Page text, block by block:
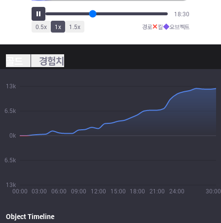
19:43
0.5x 1x 1.5x 경로✕킬◆오브젝트
경험치
00:00 03:00 06:00 09:00 12:00 15:00 18:00 21:00 24:00 30:00
13k
6.5k
0k
6.5k
13k
Object Timeline